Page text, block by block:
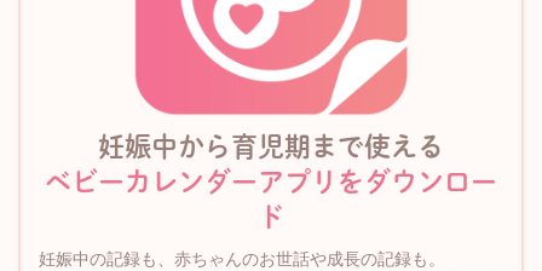
妊娠中から育児期まで使える
ベビーカレンダーアプリをダウンロー
ド
妊娠中の記録も、赤ちゃんのお世話や成長の記録も。